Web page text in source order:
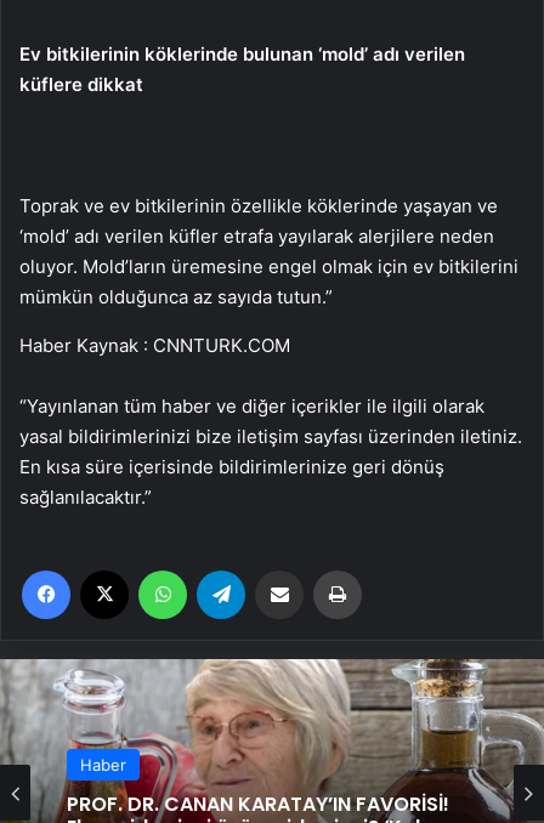
Ev bitkilerinin köklerinde bulunan ‘mold’ adı verilen
küflere dikkat
Toprak ve ev bitkilerinin özellikle köklerinde yaşayan ve
‘mold’ adı verilen küfler etrafa yayılarak alerjilere neden
oluyor. Mold’ların üremesine engel olmak için ev bitkilerini
mümkün olduğunca az sayıda tutun.”
Haber Kaynak : CNNTURK.COM
“Yayınlanan tüm haber ve diğer içerikler ile ilgili olarak
yasal bildirimlerinizi bize iletişim sayfası üzerinden iletiniz.
En kısa süre içerisinde bildirimlerinize geri dönüş
sağlanılacaktır.”
Facebook WhatsApp Email'den paylaş
Haber
PROF. DR. CANAN KARATAY’IN FAVORİSİ!